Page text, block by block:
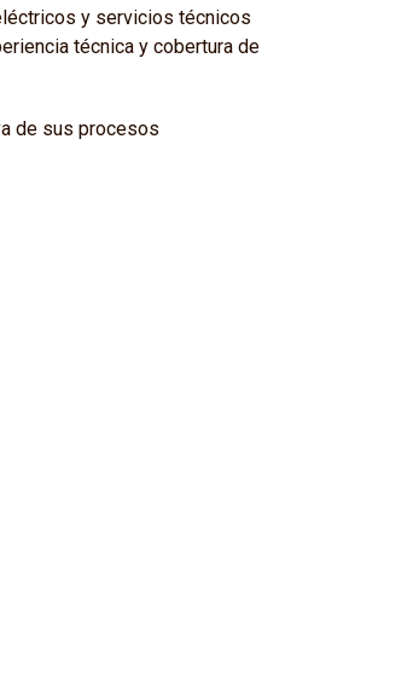
y servicios técnicos
técnica y cobertura de
de sus procesos